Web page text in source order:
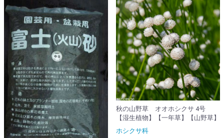
秋の山野草 オオホシクサ 4号
【湿生植物】【一年草】【山野草】
ホシクサ科